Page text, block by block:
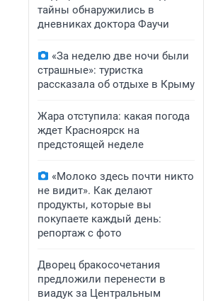
тайны обнаружились в
дневниках доктора Фаучи
«За неделю две ночи были
страшные»: туристка
рассказала об отдыхе в Крыму
Жара отступила: какая погода
ждет Красноярск на
предстоящей неделе
«Молоко здесь почти никто
не видит». Как делают
продукты, которые вы
покупаете каждый день:
репортаж с фото
Дворец бракосочетания
предложили перенести в
виадук за Центральным